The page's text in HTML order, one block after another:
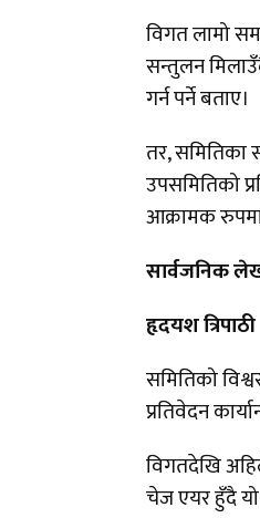
विगत लामो
सन्तुलन
गर्न पर्ने बताए।
तर, समितिका
उपसमितिको
आक्रामक रुपमा
सार्वजनिक
हृदयश त्रिपाठी
समितिको
प्रतिवेदन
विगतदेखि
चेज एयर हुँदै